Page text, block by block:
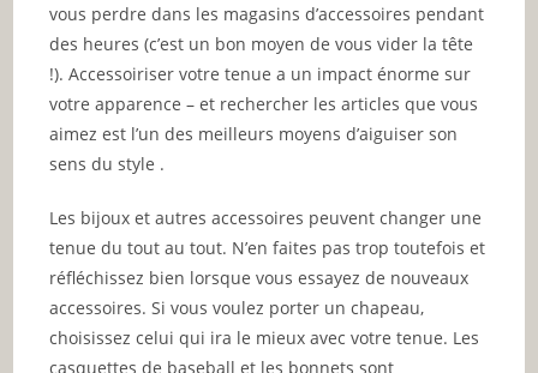
vous perdre dans les magasins d’accessoires pendant
des heures (c’est un bon moyen de vous vider la tête
!). Accessoiriser votre tenue a un impact énorme sur
votre apparence – et rechercher les articles que vous
aimez est l’un des meilleurs moyens d’aiguiser son
sens du style .
Les bijoux et autres accessoires peuvent changer une
tenue du tout au tout. N’en faites pas trop toutefois et
réfléchissez bien lorsque vous essayez de nouveaux
accessoires. Si vous voulez porter un chapeau,
choisissez celui qui ira le mieux avec votre tenue. Les
casquettes de baseball et les bonnets sont